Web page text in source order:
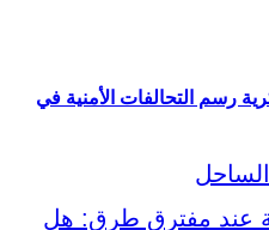
رسم التحالفات الأمنية في